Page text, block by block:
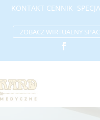
KONTAKTCENNIK SP
ZOBACZ WIRTUALNY